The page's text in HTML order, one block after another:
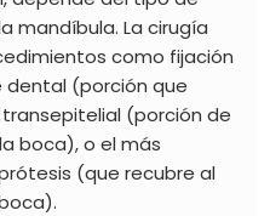
mandíbula. La cirugía
como fijación
(porción que
(porción de
boca), o el más
(que recubre al